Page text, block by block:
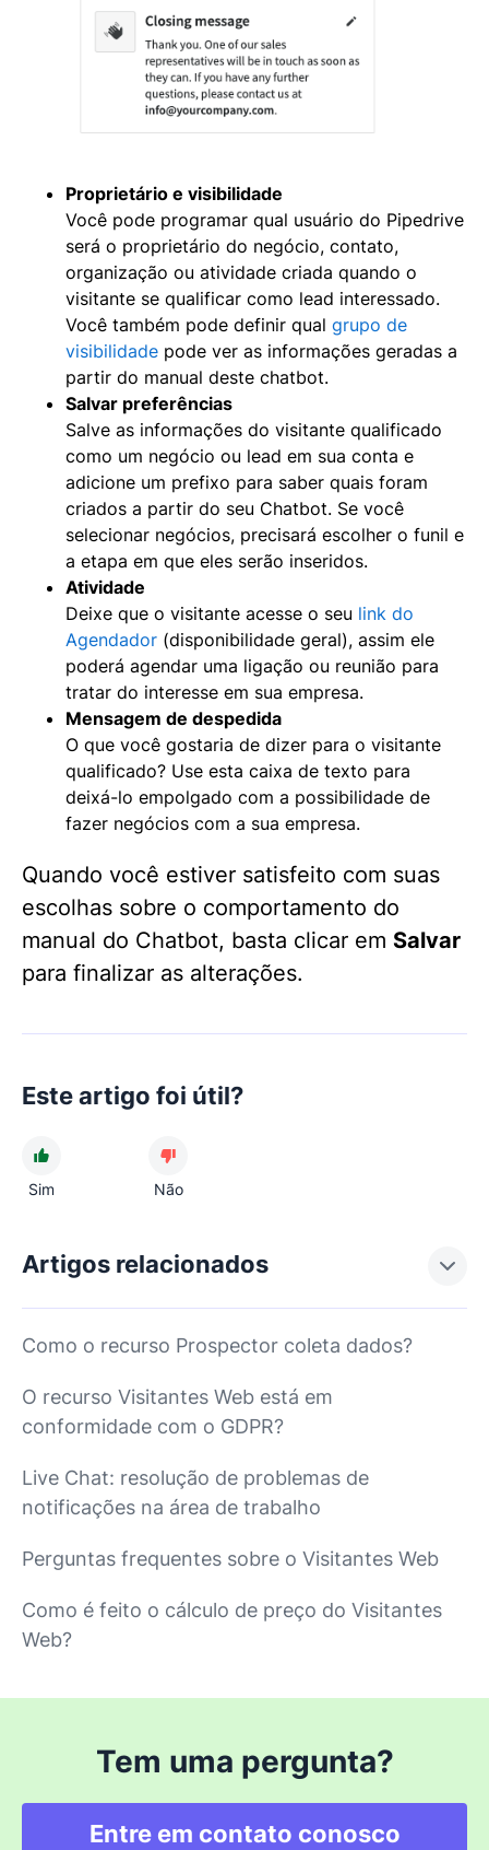
Proprietário e visibilidade
Você pode programar qual usuário do Pipedrive
será o proprietário do negócio, contato,
organização ou atividade criada quando o
visitante se qualificar como lead interessado.
Você também pode definir qual grupo de
visibilidade pode ver as informações geradas a
partir do manual deste chatbot.
Salvar preferências
Salve as informações do visitante qualificado
como um negócio ou lead em sua conta e
adicione um prefixo para saber quais foram
criados a partir do seu Chatbot. Se você
selecionar negócios, precisará escolher o funil e
a etapa em que eles serão inseridos.
Atividade
Deixe que o visitante acesse o seu link do
Agendador (disponibilidade geral), assim ele
poderá agendar uma ligação ou reunião para
tratar do interesse em sua empresa.
Mensagem de despedida
O que você gostaria de dizer para o visitante
qualificado? Use esta caixa de texto para
deixá-lo empolgado com a possibilidade de
fazer negócios com a sua empresa.
Quando você estiver satisfeito com suas
escolhas sobre o comportamento do
manual do Chatbot, basta clicar em Salvar
para finalizar as alterações.
Este artigo foi útil?
Sim Não
Artigos relacionados
Como o recurso Prospector coleta dados?
O recurso Visitantes Web está em
conformidade com o GDPR?
Live Chat: resolução de problemas de
notificações na área de trabalho
Perguntas frequentes sobre o Visitantes Web
Como é feito o cálculo de preço do Visitantes
Web?
Tem uma pergunta?
Entre em contato conosco